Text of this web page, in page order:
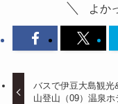
よか
バスで伊豆大島観光
山登山（09）温泉ホ